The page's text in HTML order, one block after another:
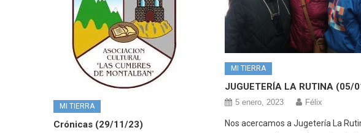
MI TIERRA
Crónicas (29/11/23)
MI TIERRA
JUGUETERÍA LA RUTINA (05/
5 enero, 2023 Félix
Nos acercamos a Jugetería La